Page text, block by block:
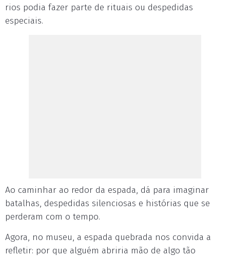
rios podia fazer parte de rituais ou despedidas
especiais.
Ao caminhar ao redor da espada, dá para imaginar
batalhas, despedidas silenciosas e histórias que se
perderam com o tempo.
Agora, no museu, a espada quebrada nos convida a
refletir: por que alguém abriria mão de algo tão